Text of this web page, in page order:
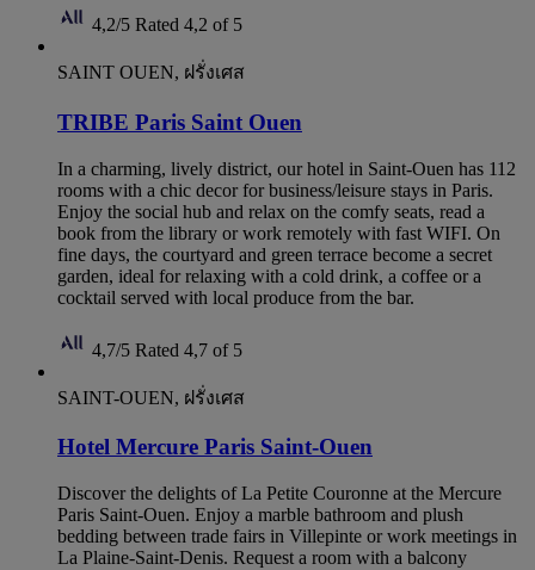
4,2/5 Rated 4,2 of 5
SAINT OUEN, ฝรั่งเศส
TRIBE Paris Saint Ouen
In a charming, lively district, our hotel in Saint-Ouen has 112
rooms with a chic decor for business/leisure stays in Paris.
Enjoy the social hub and relax on the comfy seats, read a
book from the library or work remotely with fast WIFI. On
fine days, the courtyard and green terrace become a secret
garden, ideal for relaxing with a cold drink, a coffee or a
cocktail served with local produce from the bar.
4,7/5 Rated 4,7 of 5
SAINT-OUEN, ฝรั่งเศส
Hotel Mercure Paris Saint-Ouen
Discover the delights of La Petite Couronne at the Mercure
Paris Saint-Ouen. Enjoy a marble bathroom and plush
bedding between trade fairs in Villepinte or work meetings in
La Plaine-Saint-Denis. Request a room with a balcony